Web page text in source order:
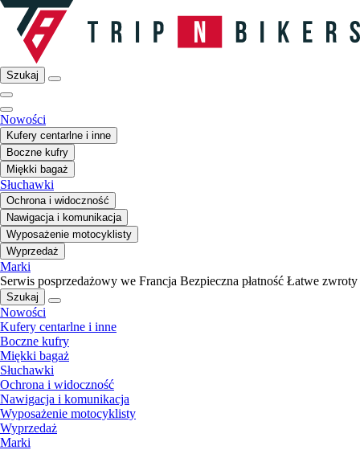
Szukaj
Nowości
Kufery centarlne i inne
Boczne kufry
Miękki bagaż
Słuchawki
Ochrona i widoczność
Nawigacja i komunikacja
Wyposażenie motocyklisty
Wyprzedaż
Marki
Serwis posprzedażowy we Francja Bezpieczna płatność Łatwe zwroty
Szukaj
Nowości
Kufery centarlne i inne
Boczne kufry
Miękki bagaż
Słuchawki
Ochrona i widoczność
Nawigacja i komunikacja
Wyposażenie motocyklisty
Wyprzedaż
Marki